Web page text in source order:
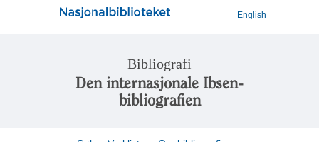
English
Bibliografi
Den internasjonale Ibsen-
bibliografien